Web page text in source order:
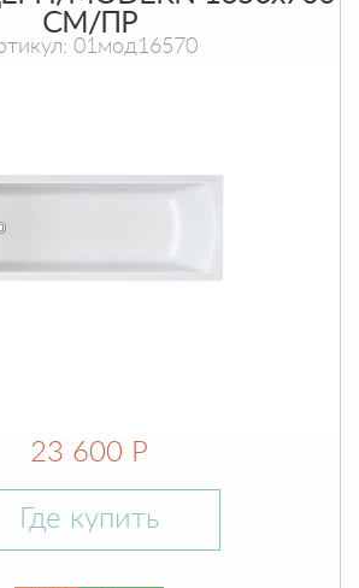
СМ/ПР
01мод16570
23 600 Р
Где купить